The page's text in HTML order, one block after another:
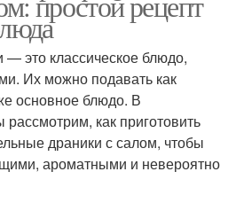
это классическое блюдо,
Их можно подавать как
основное блюдо. В
как приготовить
драники с салом, чтобы
ароматными и невероятно